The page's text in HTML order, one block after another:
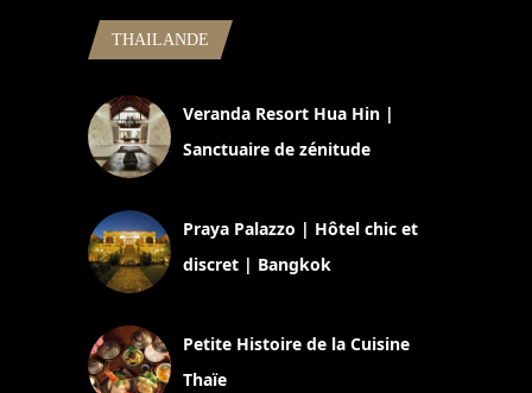
THAILANDE
Veranda Resort Hua Hin |
Sanctuaire de zénitude
Praya Palazzo | Hôtel chic et
discret | Bangkok
Petite Histoire de la Cuisine
Thaïe